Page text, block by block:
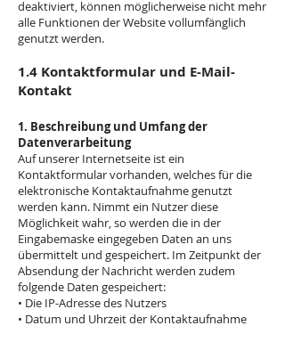
deaktiviert, können möglicherweise nicht mehr
alle Funktionen der Website vollumfänglich
genutzt werden.
1.4 Kontaktformular und E-Mail-
Kontakt
1. Beschreibung und Umfang der
Datenverarbeitung
Auf unserer Internetseite ist ein
Kontaktformular vorhanden, welches für die
elektronische Kontaktaufnahme genutzt
werden kann. Nimmt ein Nutzer diese
Möglichkeit wahr, so werden die in der
Eingabemaske eingegeben Daten an uns
übermittelt und gespeichert. Im Zeitpunkt der
Absendung der Nachricht werden zudem
folgende Daten gespeichert:
• Die IP-Adresse des Nutzers
• Datum und Uhrzeit der Kontaktaufnahme